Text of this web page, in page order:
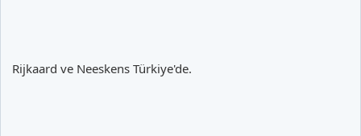
Rijkaard ve Neeskens Türkiye'de.